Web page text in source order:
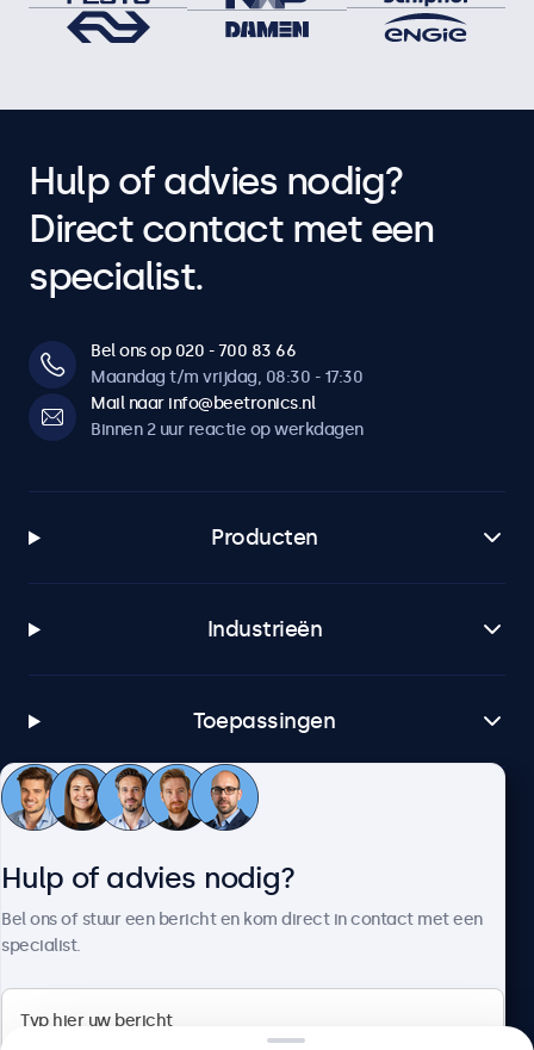
Hulp of advies nodig?
Direct contact met een
specialist.
Bel ons op 020 - 700 83 66
Maandag t/m vrijdag, 08:30 - 17:30
Mail naar info@beetronics.nl
Binnen 2 uur reactie op werkdagen
Producten
Industrieën
Toepassingen
Klantenservice
Hulp of advies nodig?
Bel ons of stuur een bericht en kom direct in contact met een
specialist.